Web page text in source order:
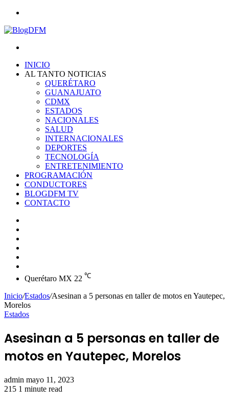
INICIO
AL TANTO NOTICIAS
QUERÉTARO
GUANAJUATO
CDMX
ESTADOS
NACIONALES
SALUD
INTERNACIONALES
DEPORTES
TECNOLOGÍA
ENTRETENIMIENTO
PROGRAMACIÓN
CONDUCTORES
BLOGDFM TV
CONTACTO
Querétaro MX 22 ℃
Inicio/Estados/Asesinan a 5 personas en taller de motos en Yautepec,
Morelos
Estados
Asesinan a 5 personas en taller de
motos en Yautepec, Morelos
admin Send
an
mayo 11, 2023
215 1 minute read